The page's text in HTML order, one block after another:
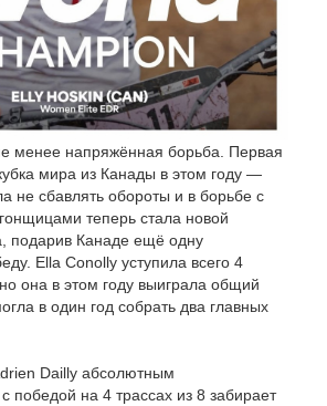
менее напряжённая борьба. Первая
мира из Канады в этом году —
не сбавлять обороты и в борьбе с
теперь стала новой
подарив Канаде ещё одну
Ella Conolly уступила всего 4
она в этом году выиграла общий
в один год собрать два главных
Dailly абсолютным
победой на 4 трассах из 8 забирает